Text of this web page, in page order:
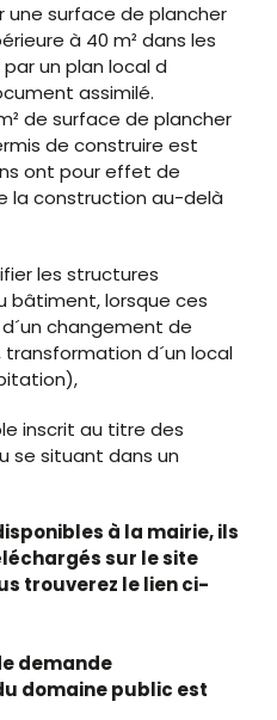
surface de plancher
à 40 m² dans les
un plan local d
assimilé.
de surface de plancher
de construire est
ont pour effet de
la construction au-delà
les structures
bâtiment, lorsque ces
changement de
d´un local
inscrit au titre des
se situant dans un
à la mairie, ils
sur le site
trouverez le lien ci-
demande
domaine public est